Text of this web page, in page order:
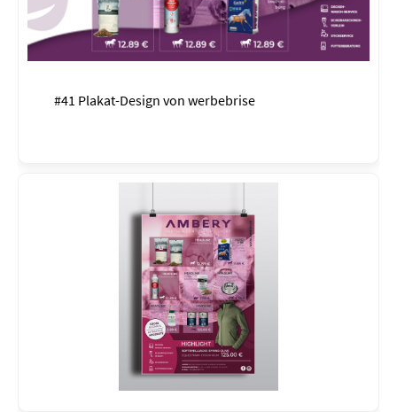
#41 Plakat-Design von werbebrise